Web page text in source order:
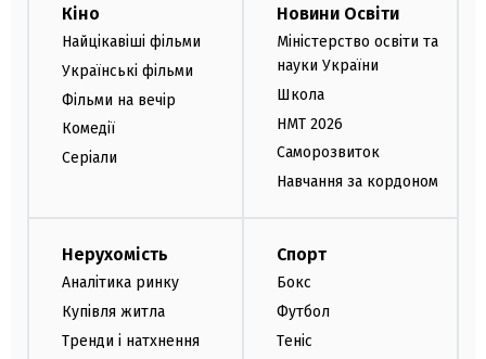
Кіно
Найцікавіші фільми
Українські фільми
Фільми на вечір
Комедії
Серіали
Новини Освіти
Міністерство освіти та
науки України
Школа
НМТ 2026
Саморозвиток
Навчання за кордоном
Нерухомість
Аналітика ринку
Купівля житла
Тренди і натхнення
Спорт
Бокс
Футбол
Теніс